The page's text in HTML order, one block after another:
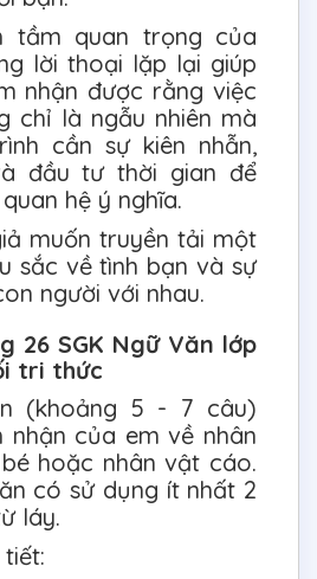
tầm quan trọng của
lời thoại lặp lại giúp
nhận được rằng việc
chỉ là ngẫu nhiên mà
cần sự kiên nhẫn,
đầu tư thời gian để
hệ ý nghĩa.
muốn truyền tải một
sắc về tình bạn và sự
người với nhau.
26 SGK Ngữ Văn lớp
tri thức
(khoảng 5 - 7 câu)
của em về nhân
hoặc nhân vật cáo.
có sử dụng ít nhất 2
láy.